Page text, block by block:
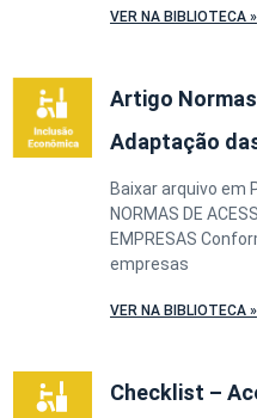
VER NA BIBLIOTECA »
Artigo
Adaptação
Baixar arquivo em
NORMAS DE
EMPRESAS
empresas
VER NA BIBLIOTECA »
Checklist –